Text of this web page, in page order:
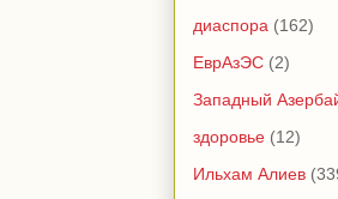
диаспора (162)
ЕврАзЭС (2)
Западный
здоровье (12)
Ильхам Алиев